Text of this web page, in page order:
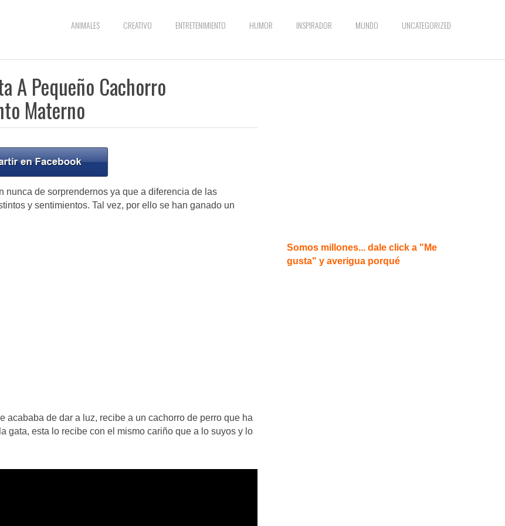
ANIMALES CREATIVO ENTRETENIMIENTO HUMOR INSPIRADOR MUNDO UNCATEGORIZED
A Pequeño Cachorro
Materno
nunca de sorprendernos ya que a diferencia de las
y sentimientos. Tal vez, por ello se han ganado un
acababa de dar a luz, recibe a un cachorro de perro que ha
gata, esta lo recibe con el mismo cariño que a lo suyos y lo
Somos millones... dale click a "Me
gusta" y averigua porqué